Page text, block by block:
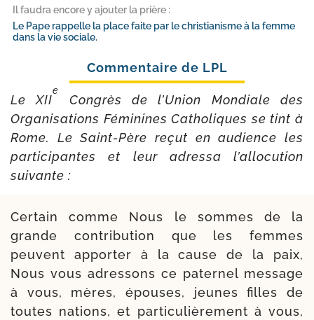
Il faudra encore y ajouter la prière :
Le Pape rappelle la place faite par le christianisme à la femme
dans la vie sociale.
Le XII
e
Congrès de l’Union Mondiale des
Organisations Féminines Catholiques se tint à
Rome. Le Saint-​Père reçut en audience les
partici­pantes et leur adres­sa l’al­lo­cu­tion
suivante :
Certain comme Nous le sommes de la
grande contri­bu­tion que les femmes
peuvent appor­ter à la cause de la paix,
Nous vous adres­sons ce pater­nel mes­sage
à vous, mères, épouses, jeunes filles de
toutes nations, et par­ti­cu­liè­re­ment à vous,